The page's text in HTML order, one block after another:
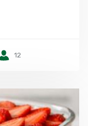
12